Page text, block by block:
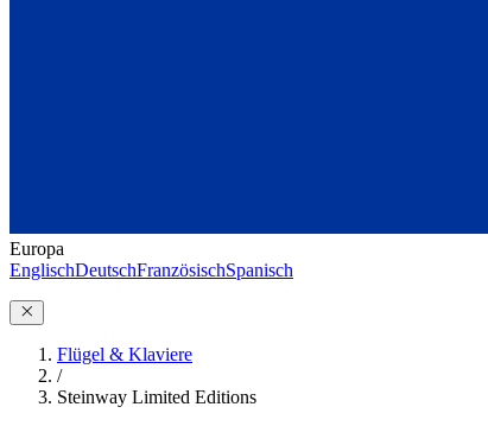
Europa
EnglischDeutschFranzösischSpanisch
Flügel & Klaviere
/
Steinway Limited Editions